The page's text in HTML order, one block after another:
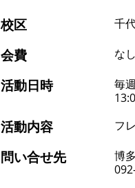
校区 千
会費 なし
活動日時
毎
活動内容 フ
問い合せ先
博